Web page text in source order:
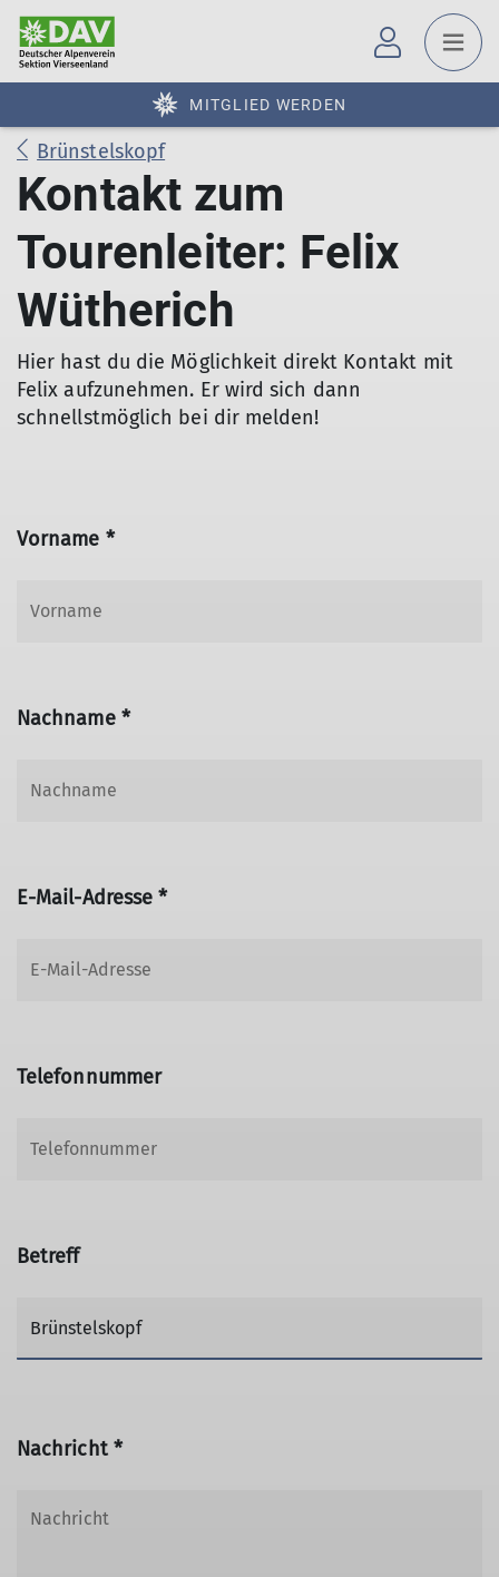
MITGLIED WERDEN
Brünstelskopf
Kontakt zum
Tourenleiter: Felix
Wütherich
Hier hast du die Möglichkeit direkt Kontakt mit
Felix aufzunehmen. Er wird sich dann
schnellstmöglich bei dir melden!
Vorname *
Nachname *
E-Mail-Adresse *
Telefonnummer
Betreff
Nachricht *